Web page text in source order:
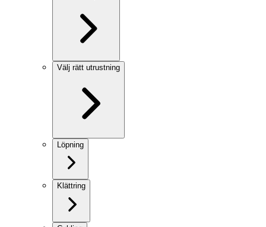
Välj rätt utrustning
Löpning
Klättring